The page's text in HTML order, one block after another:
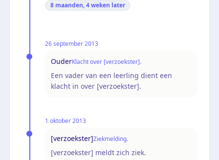
8 maanden, 4 weken later
26 september 2013
OuderKlacht over [verzoekster].
Een vader van een leerling dient een
klacht in over [verzoekster].
1 oktober 2013
[verzoekster]Ziekmelding.
[verzoekster] meldt zich ziek.